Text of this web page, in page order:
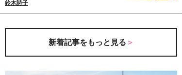
鈴木詩子
新着記事をもっと見る